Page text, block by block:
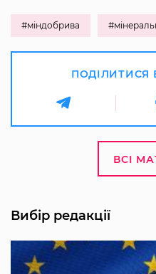
#міндобрива
ПОДІЛИТИСЯ
ВСІ
Вибір редакції